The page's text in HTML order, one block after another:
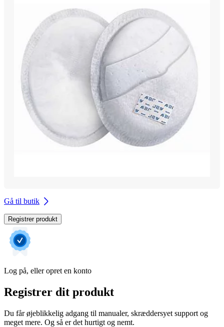
Gå til butik
Registrer produkt
Log på, eller opret en konto
Registrer dit produkt
Du får øjeblikkelig adgang til manualer, skræddersyet support og
meget mere. Og så er det hurtigt og nemt.